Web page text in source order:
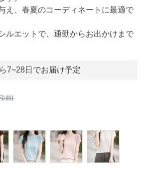
え、春夏のコーディネートに最適で
ルエットで、通勤からお出かけまで
7~28日でお届け予定
前)